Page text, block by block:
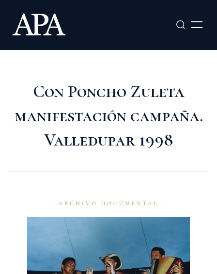
contenido
Con Poncho Zuleta
manifestación campaña.
Valledupar 1998